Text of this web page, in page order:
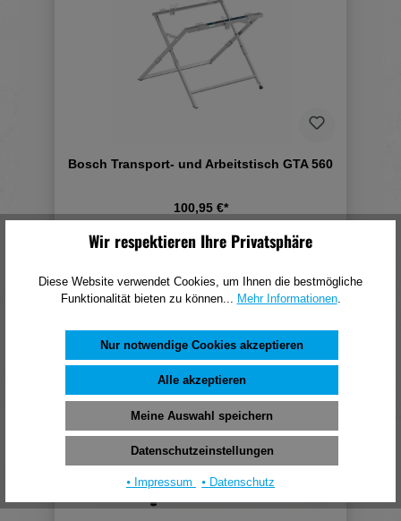
Bosch Transport- und Arbeitstisch GTA 560
100,95 €*
Wir respektieren Ihre Privatsphäre
Diese Website verwendet Cookies, um Ihnen die bestmögliche
Funktionalität bieten zu können... Mehr Informationen.
Nur notwendige Cookies akzeptieren
Alle akzeptieren
Meine Auswahl speichern
Datenschutzeinstellungen
⦁ Impressum ⦁ Datenschutz